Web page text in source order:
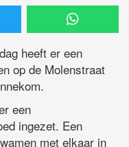
heeft er een
op de Molenstraat
een
ingezet. Een
met elkaar in